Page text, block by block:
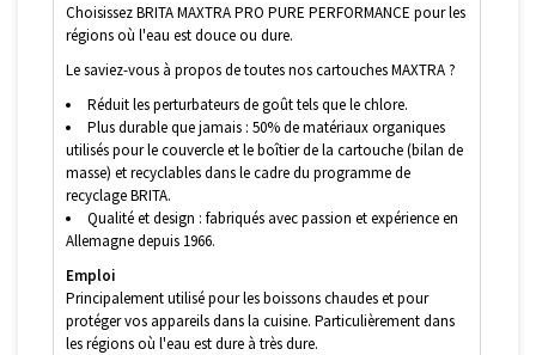
Choisissez BRITA MAXTRA PRO PURE PERFORMANCE pour les
régions où l'eau est douce ou dure.
Le saviez-vous à propos de toutes nos cartouches MAXTRA ?
Réduit les perturbateurs de goût tels que le chlore.
Plus durable que jamais : 50% de matériaux organiques
utilisés pour le couvercle et le boîtier de la cartouche (bilan de
masse) et recyclables dans le cadre du programme de
recyclage BRITA.
Qualité et design : fabriqués avec passion et expérience en
Allemagne depuis 1966.
Emploi
Principalement utilisé pour les boissons chaudes et pour
protéger vos appareils dans la cuisine. Particulièrement dans
les régions où l'eau est dure à très dure.